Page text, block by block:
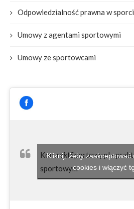
Odpowiedzialność prawna w
Umowy z agentami sportowymi
Umowy ze sportowcami
KontraktSportowy.pl -
sportowym
Kliknij, żeby zaakceptować
cookies i włączyć